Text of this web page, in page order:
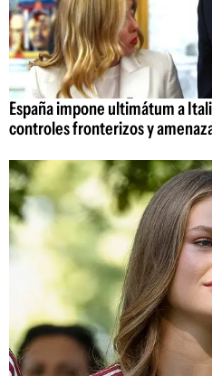
España impone ultimátum a
controles fronterizos y